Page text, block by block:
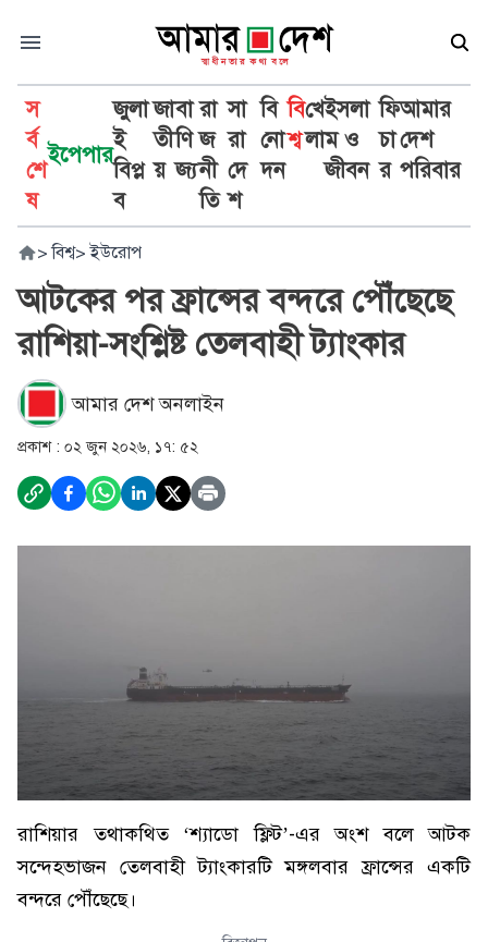
স
র্ব
শে
ষ
ইপেপার
জুলা
ই
বিপ্ল
ব
জা
তী
য়
বা
ণি
জ্য
রা
জ
নী
তি
সা
রা
দে
শ
বি
নো
দন
বি
শ্ব
খে
লা
ইসলা
ম ও
জীবন
ফি
চা
র
আমার
দেশ
পরিবার
> বিশ্ব> ইউরোপ
আটকের পর ফ্রান্সের বন্দরে পৌঁছেছে
রাশিয়া-সংশ্লিষ্ট তেলবাহী ট্যাংকার
আমার দেশ অনলাইন
প্রকাশ : ০২ জুন ২০২৬, ১৭: ৫২
রাশিয়ার তথাকথিত ‘শ্যাডো ফ্লিট’-এর অংশ বলে আটক
সন্দেহভাজন তেলবাহী ট্যাংকারটি মঙ্গলবার ফ্রান্সের একটি
বন্দরে পৌঁছেছে।